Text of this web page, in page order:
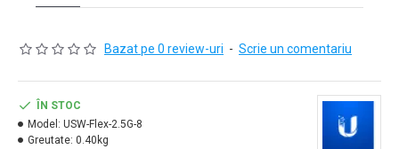
Bazat pe 0 review-uri - Scrie un comentariu
ÎN STOC
Model: USW-Flex-2.5G-8
Greutate: 0.40kg